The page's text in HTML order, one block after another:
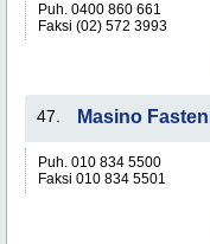
Puh. 0400 860 661
Faksi (02) 572 3993
47. Masino
Puh. 010 834 5500
Faksi 010 834 5501